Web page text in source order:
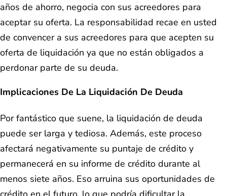
años de ahorro, negocia con sus acreedores para
aceptar su oferta. La responsabilidad recae en usted
de convencer a sus acreedores para que acepten su
oferta de liquidación ya que no están obligados a
perdonar parte de su deuda.
Implicaciones De La Liquidación De Deuda
Por fantástico que suene, la liquidación de deuda
puede ser larga y tediosa. Además, este proceso
afectará negativamente su puntaje de crédito y
permanecerá en su informe de crédito durante al
menos siete años. Eso arruina sus oportunidades de